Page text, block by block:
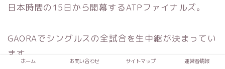
日本時間の15日から開幕するATPファイナルズ。
GAORAでシングルスの全試合を生中継が決まってい
ます。
ホーム お問い合わせ サイトマップ 運営者情報